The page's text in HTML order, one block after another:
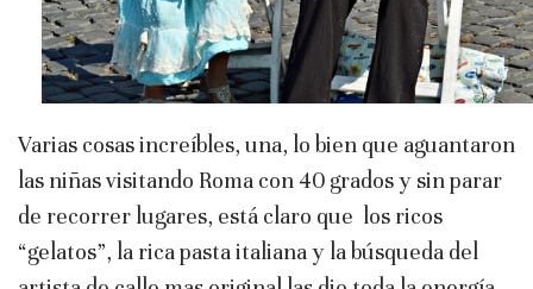
Varias cosas increíbles, una, lo bien que aguantaron
las niñas visitando Roma con 40 grados y sin parar
de recorrer lugares, está claro que los ricos
“gelatos”, la rica pasta italiana y la búsqueda del